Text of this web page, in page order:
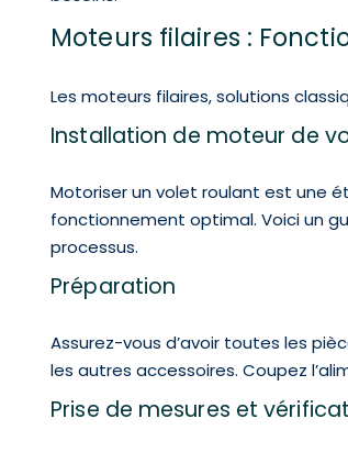
Moteurs filaires :
Les moteurs filaires, solutions
Installation de moteur de
Motoriser un volet roulant est une
fonctionnement optimal. Voici un
processus.
Préparation
Assurez-vous d’avoir toutes les
les autres accessoires. Coupez
Prise de mesures et